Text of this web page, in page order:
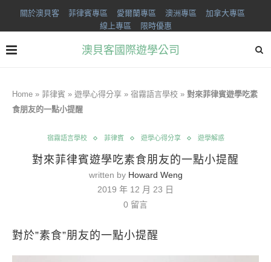
關於澳貝客 菲律賓專區 愛爾蘭專區 澳洲專區
加拿大專區
線上專區
限時優惠
澳貝客國際遊學公司
Home » 菲律賓 » 遊學心得分享 » 宿霧語言學校 » 對來菲律賓遊學吃素
食朋友的一點小提醒
宿霧語言學校 菲律賓 遊學心得分享 遊學解惑
對來菲律賓遊學吃素食朋友的一點小提醒
written by Howard Weng
2019 年 12 月 23 日
0 留言
對於”素食”朋友的一點小提醒